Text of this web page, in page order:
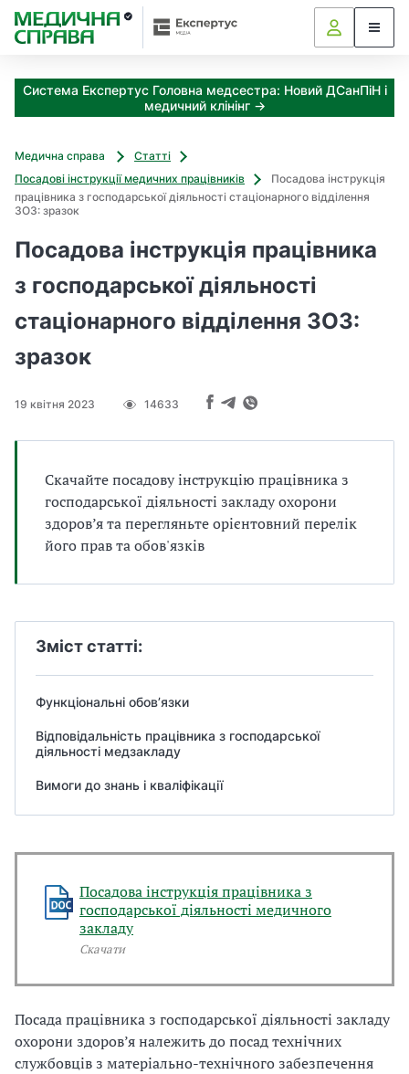
Система Експертус Головна медсестра: Новий ДСанПіН і
медичний клінінг →
Медична справа
Статті
Посадові інструкції медичних працівників
Посадова інструкція
працівника з господарської діяльності стаціонарного відділення
ЗОЗ: зразок
Посадова інструкція працівника
з господарської діяльності
стаціонарного відділення ЗОЗ:
зразок
19 квітня 2023 14633
Скачайте посадову інструкцію працівника з
господарської діяльності закладу охорони
здоров’я та перегляньте орієнтовний перелік
його прав та обов'язків
Зміст статті:
Функціональні обов’язки
Відповідальність працівника з господарської
діяльності медзакладу
Вимоги до знань і кваліфікації
Посадова інструкція працівника з
господарської діяльності медичного
закладу
Скачати
Посада працівника з господарської діяльності закладу
охорони здоров’я належить до посад технічних
службовців з матеріально-технічного забезпечення
З
а
к
з
о
д
и
н
о
р
м
т